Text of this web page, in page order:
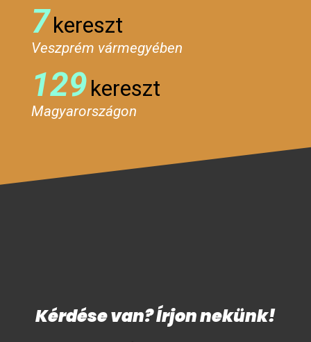
7kereszt
Veszprém vármegyében
129kereszt
Magyarországon
Kérdése van? Írjon nekünk!